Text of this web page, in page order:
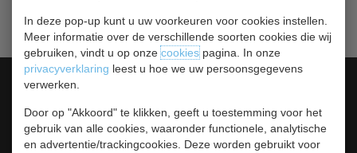
In deze pop-up kunt u uw voorkeuren voor cookies instellen.
Meer informatie over de verschillende soorten cookies die wij
gebruiken, vindt u op onzecookiespagina. In onze
privacyverklaring leest u hoe we uw persoonsgegevens
verwerken.
Door op "Akkoord" te klikken, geeft u toestemming voor het
gebruik van alle cookies, waaronder functionele, analytische
en advertentie/trackingcookies. Deze worden gebruikt voor
Categorieën
Koelen &
Vriezen
Koken & Bakken